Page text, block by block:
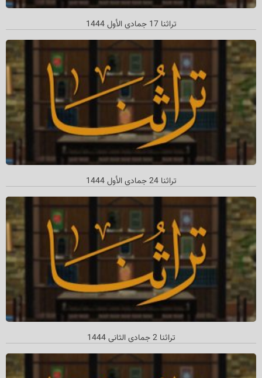
تراثنا 17 جمادي الأول 1444
تراثنا 24 جمادي الأول 1444
تراثنا 2 جمادي الثاني 1444